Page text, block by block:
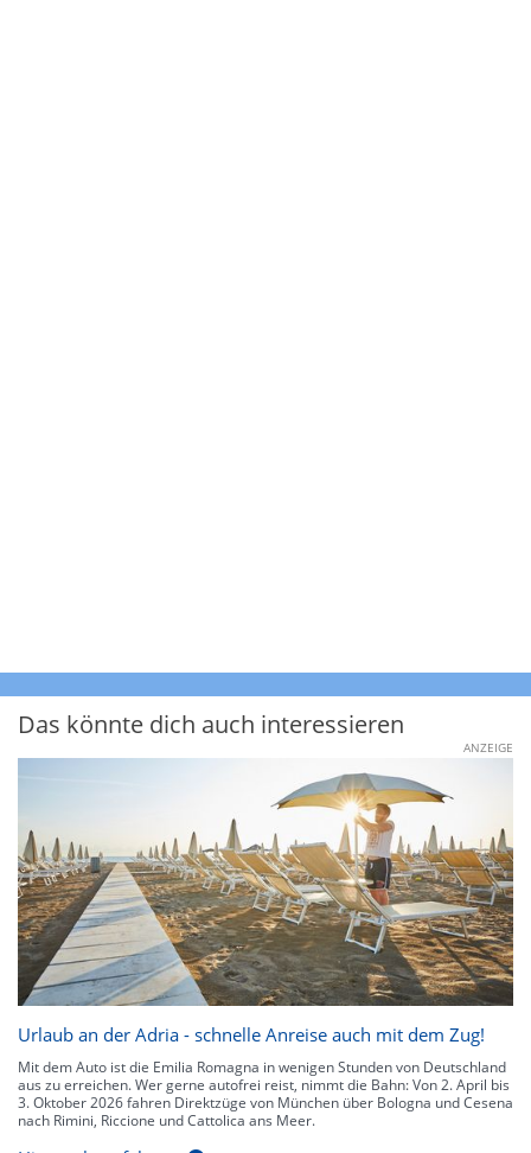
Das könnte dich auch interessieren
ANZEIGE
Urlaub an der Adria - schnelle Anreise auch mit dem Zug!
Mit dem Auto ist die Emilia Romagna in wenigen Stunden von Deutschland
aus zu erreichen. Wer gerne autofrei reist, nimmt die Bahn: Von 2. April bis
3. Oktober 2026 fahren Direktzüge von München über Bologna und Cesena
nach Rimini, Riccione und Cattolica ans Meer.